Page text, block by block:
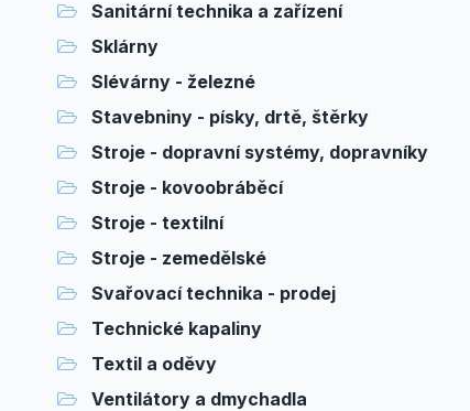
Sanitární technika a zařízení
Sklárny
Slévárny - železné
Stavebniny - písky, drtě, štěrky
Stroje - dopravní systémy, dopravníky
Stroje - kovoobráběcí
Stroje - textilní
Stroje - zemedělské
Svařovací technika - prodej
Technické kapaliny
Textil a oděvy
Ventilátory a dmychadla